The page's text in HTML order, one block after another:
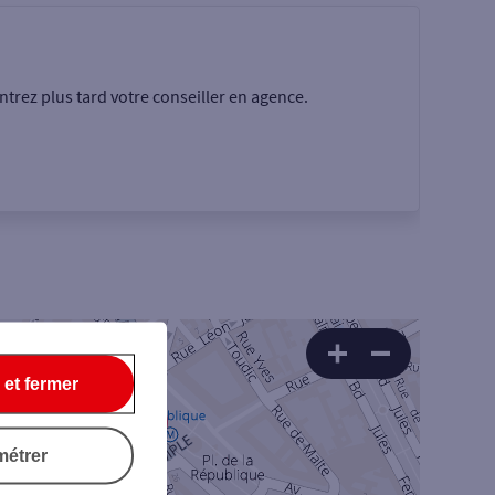
Rechercher
plus tard votre conseiller en agence.
fermer